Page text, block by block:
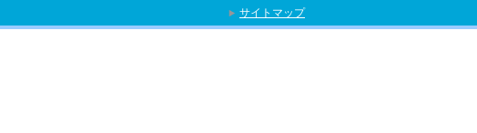
サイトマップ